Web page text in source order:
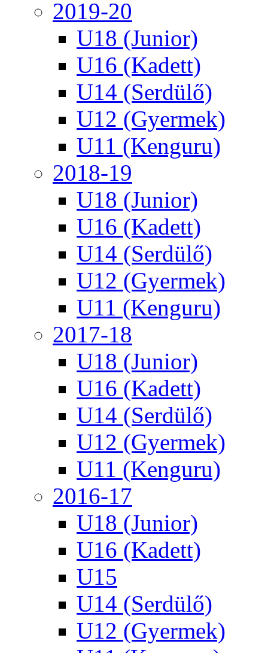
2019-20
U18 (Junior)
U16 (Kadett)
U14 (Serdülő)
U12 (Gyermek)
U11 (Kenguru)
2018-19
U18 (Junior)
U16 (Kadett)
U14 (Serdülő)
U12 (Gyermek)
U11 (Kenguru)
2017-18
U18 (Junior)
U16 (Kadett)
U14 (Serdülő)
U12 (Gyermek)
U11 (Kenguru)
2016-17
U18 (Junior)
U16 (Kadett)
U15
U14 (Serdülő)
U12 (Gyermek)